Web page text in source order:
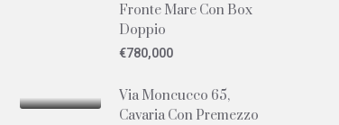
Fronte Mare Con Box
Doppio
€780,000
Via Moncucco 65,
Cavaria Con Premezzo